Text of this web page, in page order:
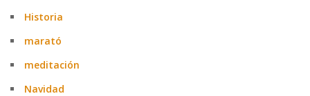
Historia
marató
meditación
Navidad